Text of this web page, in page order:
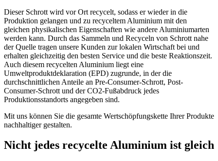
Dieser Schrott wird vor Ort recycelt, sodass er wieder in die
Produktion gelangen und zu recyceltem Aluminium mit den
gleichen physikalischen Eigenschaften wie andere Aluminiumarten
werden kann. Durch das Sammeln und Recyceln von Schrott nahe
der Quelle tragen unsere Kunden zur lokalen Wirtschaft bei und
erhalten gleichzeitig den besten Service und die beste Reaktionszeit.
Auch diesem recycelten Aluminium liegt eine
Umweltproduktdeklaration (EPD) zugrunde, in der die
durchschnittlichen Anteile an Pre-Consumer-Schrott, Post-
Consumer-Schrott und der CO2-Fußabdruck jedes
Produktionsstandorts angegeben sind.
Mit uns können Sie die gesamte Wertschöpfungskette Ihrer Produkte
nachhaltiger gestalten.
Nicht jedes recycelte Aluminium ist gleich